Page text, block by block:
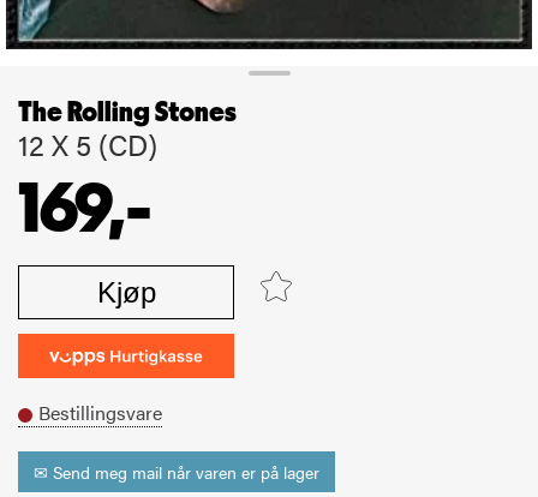
The Rolling Stones
12 X 5 (CD)
169,-
Kjøp
Bestillingsvare
✉ Send meg mail når varen er på lager